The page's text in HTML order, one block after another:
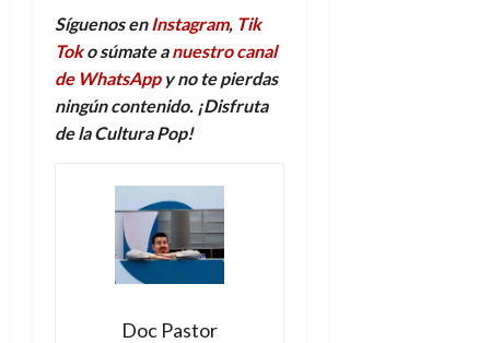
Síguenos enInstagram, Tik
Toko súmate anuestro canal
de WhatsAppy no te pierdas
ningún contenido. ¡Disfruta
de la Cultura Pop!
Doc Pastor